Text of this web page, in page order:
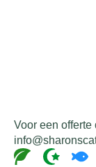
Voor een offerte